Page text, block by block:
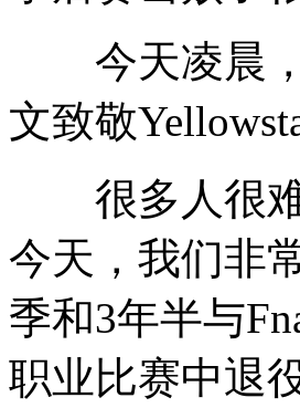
今天凌晨，
文致敬
很多人很难
今天，我们非
季和3年半与
职业比赛中退役